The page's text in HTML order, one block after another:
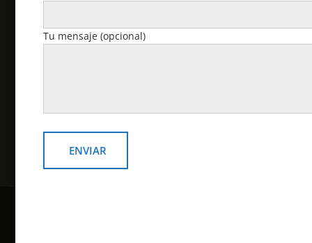
Contraseña perdida
Tu mensaje (opcional)